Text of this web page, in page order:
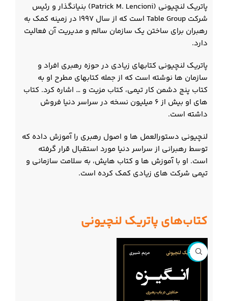
پاتریک لنچیونی (Patrick M. Lencioni) بنیانگذار و رئیس
شرکت Table Group است که از سال 1997 در زمینه کمک به
رهبران برای ساختن یک سازمان سالم و مدیریت آن فعالیت
دارد.
پاتریک لنچیونی کتابهای زیادی در حوزه رهبری افراد و
سازمان ها نوشته است که از جمله کتابهای مطرح او به
کتاب پنج دشمن کار تیمی، کتاب مزیت و … اشاره کرد. کتاب
های او بیش از 6 میلیون نسخه در سراسر دنیا فروش
داشته است.
لنچیونی دستورالعمل ها و اصول رهبری را آموزش داده که
توسط رهبرانی از سراسر دنیا مورد استقبال قرار گرفته
است. او با آموزش ها و کتاب هایش، به سلامت سازمانی و
تیمی شرکت های زیادی کمک کرده است.
کتاب‌های پاتریک لنچیونی
ناموجود